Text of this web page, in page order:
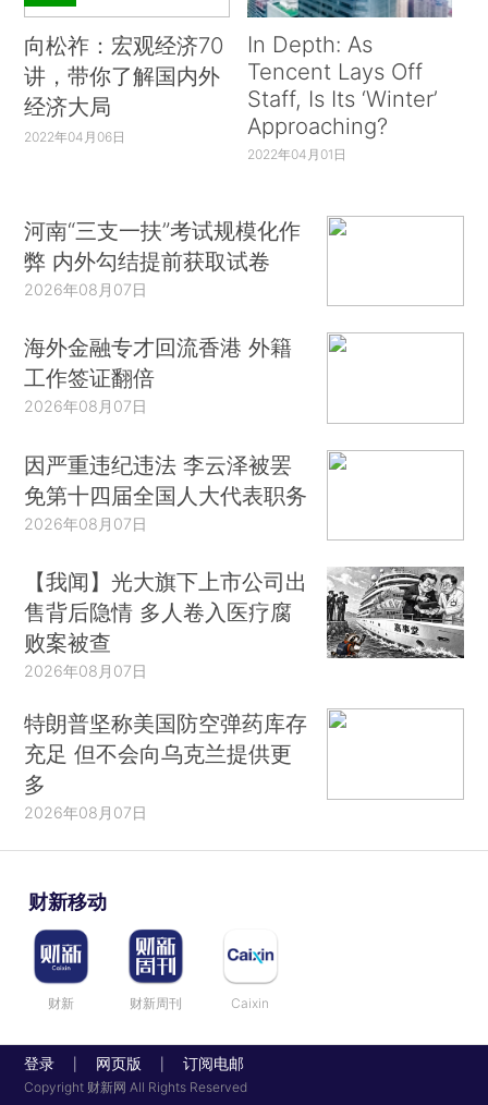
向松祚：宏观经济70
讲，带你了解国内外
经济大局
2022年04月06日
In Depth: As
Tencent Lays Off
Staff, Is Its ‘Winter’
Approaching?
2022年04月01日
河南“三支一扶”考试规模化作
弊 内外勾结提前获取试卷
2026年08月07日
海外金融专才回流香港 外籍
工作签证翻倍
2026年08月07日
因严重违纪违法 李云泽被罢
免第十四届全国人大代表职务
2026年08月07日
【我闻】光大旗下上市公司出
售背后隐情 多人卷入医疗腐
败案被查
2026年08月07日
特朗普坚称美国防空弹药库存
充足 但不会向乌克兰提供更
多
2026年08月07日
财新移动
财新 财新周刊 Caixin
登录 网页版 订阅电邮
Copyright 财新网 All Rights Reserved